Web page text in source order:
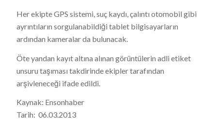
Her ekipte GPS sistemi, suç kaydı, çalıntı otomobil gibi
ayrıntıların sorgulanabildiği tablet bilgisayarların
ardından kameralar da bulunacak.
Öte yandan kayıt altına alınan görüntülerin adli etiket
unsuru taşıması takdirinde ekipler tarafından
arşivleneceği ifade edildi.
Kaynak: Ensonhaber
Tarih: 06.03.2013